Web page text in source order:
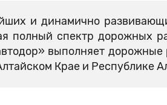
и динамично
полный спектр дорожных
выполняет
Крае и Республике